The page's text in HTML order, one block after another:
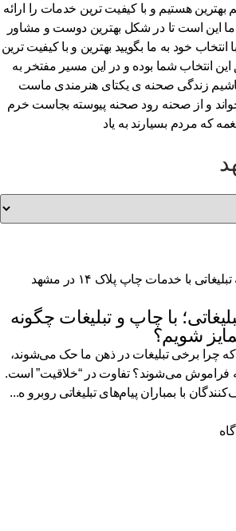
هستیم و با کیفیت ترین خدمات را ارائه
این است تا در شکل بهترین دوست و مشاور
انتخاب خود به ما بگویید بهترین و با کیفیت ترین
این انتخاب شما بوده و در این مسیر مفتخر به
زندگی صحنه ی یکتای هنرمندی ماست
و از صحنه رود صحنه پیوسته بجاست خرم
که مردم بسیارند به یاد
با چاپ و تبلیغات چگونه
شویم؟
که چرا برخی تبلیغات در ذهن ما حک می‌شوند،
فراموش می‌شوند؟ تفاوت در “خلاقیت” است.
با بمباران پیام‌های تبلیغاتی روبرو ه...